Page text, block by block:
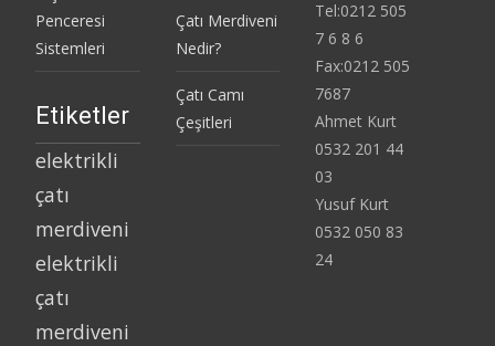
Penceresi
Sistemleri
Çatı Merdiveni
Nedir?
Çatı Camı
Çeşitleri
Tel:0212 505
7 6 8 6
Fax:0212 505
7687
Ahmet Kurt
0532 201 44
03
Yusuf Kurt
0532 050 83
24
Etiketler
elektrikli
çatı
merdiveni
elektrikli
çatı
merdiveni